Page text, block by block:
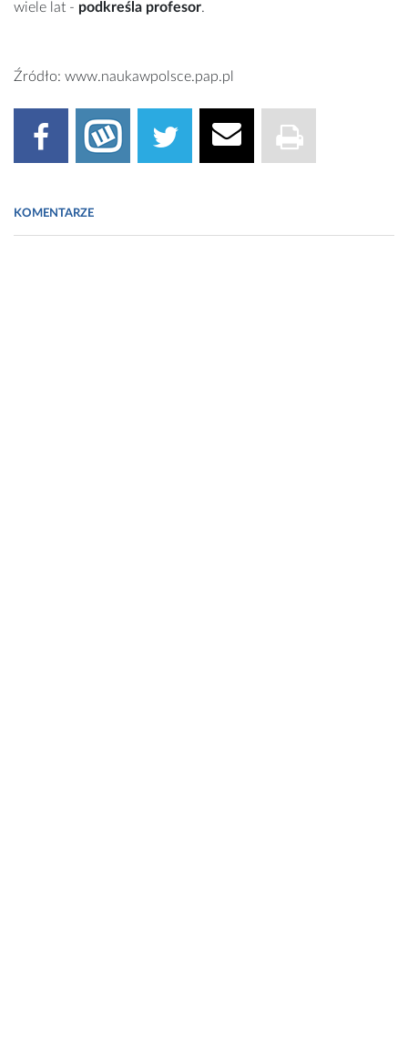
wiele lat - podkreśla profesor.
Źródło: www.naukawpolsce.pap.pl
KOMENTARZE